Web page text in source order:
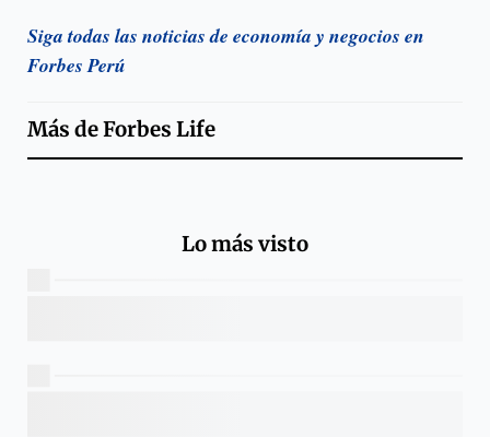
Siga todas las noticias de economía y negocios en
Forbes Perú
Más deForbes Life
Lo más visto